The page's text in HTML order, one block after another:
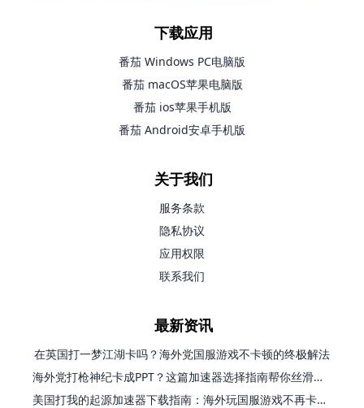
下载应用
番茄 Windows PC电脑版
番茄 macOS苹果电脑版
番茄 ios苹果手机版
番茄 Android安卓手机版
关于我们
服务条款
隐私协议
应用权限
联系我们
最新资讯
在英国打一梦江湖卡吗？海外党国服游戏不卡顿的终极解法
海外党打枪神纪卡成PPT？这篇加速器选择指南帮你丝滑上分
美国打我的起源加速器下载指南：海外玩国服游戏不再卡的终极方案